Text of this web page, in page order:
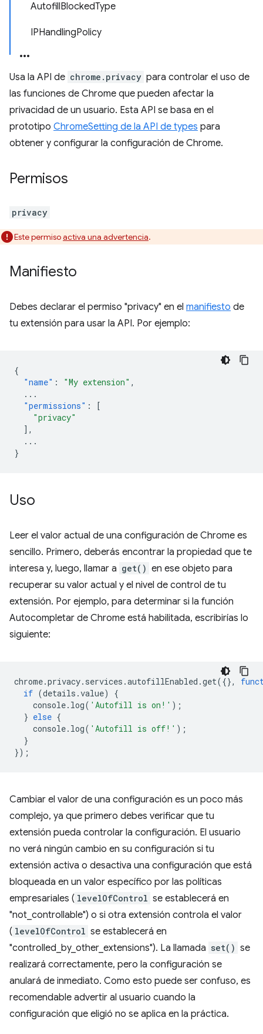
AutofillBlockedType
IPHandlingPolicy
Usa la API de chrome.privacy para controlar el uso de
las funciones de Chrome que pueden afectar la
privacidad de un usuario. Esta API se basa en el
prototipo ChromeSetting de la API de types para
obtener y configurar la configuración de Chrome.
Permisos
privacy
Este permisoactiva una advertencia.
Manifiesto
Debes declarar el permiso "privacy" en el manifiesto de
tu extensión para usar la API. Por ejemplo:
{
"name" : "My extension" ,
...
"permissions" :
[
"privacy"
],
...
}
Uso
Leer el valor actual de una configuración de Chrome es
sencillo. Primero, deberás encontrar la propiedad que te
interesa y, luego, llamar a get() en ese objeto para
recuperar su valor actual y el nivel de control de tu
extensión. Por ejemplo, para determinar si la función
Autocompletar de Chrome está habilitada, escribirías lo
siguiente:
chrome.privacy. services .autofillEnabled .get({},
if (details .value)
{
console. log( 'Autofill is on!' );
} else {
console. log( 'Autofill is off!' );
}
});
Cambiar el valor de una configuración es un poco más
complejo, ya que primero debes verificar que tu
extensión pueda controlar la configuración. El usuario
no verá ningún cambio en su configuración si tu
extensión activa o desactiva una configuración que está
bloqueada en un valor específico por las políticas
empresariales ( levelOfControl se establecerá en
"not_controllable") o si otra extensión controla el valor
( levelOfControl se establecerá en
"controlled_by_other_extensions"). La llamada set() se
realizará correctamente, pero la configuración se
anulará de inmediato. Como esto puede ser confuso, es
recomendable advertir al usuario cuando la
configuración que eligió no se aplica en la práctica.